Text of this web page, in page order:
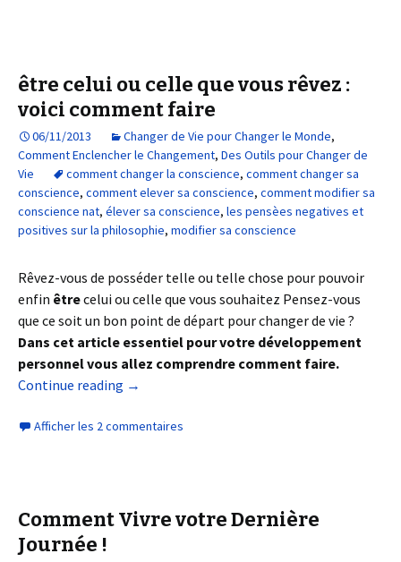
être celui ou celle que vous rêvez :
voici comment faire
06/11/2013 Changer de Vie pour Changer le Monde,
Comment Enclencher le Changement, Des Outils pour Changer de
Vie
comment changer la conscience, comment changer sa
conscience, comment elever sa conscience, comment modifier sa
conscience nat, élever sa conscience, les pensèes negatives et
positives sur la philosophie, modifier sa conscience
Rêvez-vous de posséder telle ou telle chose pour pouvoir
enfin êtrecelui ou celle que vous souhaitez Pensez-vous
que ce soit un bon point de départ pour changer de vie ?
Dans cet article essentiel pour votre développement
personnel vous allez comprendre comment faire.
Continue reading →
Afficher les 2 commentaires
Comment Vivre votre Dernière
Journée !